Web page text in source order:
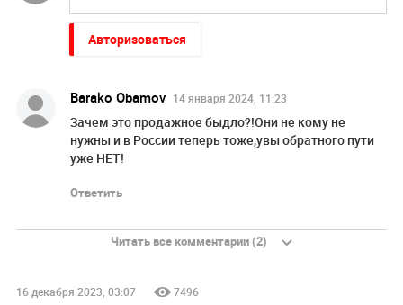
Авторизоваться
Barako Obamov 14 января 2024, 11:23
Зачем это продажное быдло?!Они не кому не
нужны и в России теперь тоже,увы обратного пути
уже НЕТ!
Ответить
Читать все комментарии (2)
16 декабря 2023, 03:07 7496